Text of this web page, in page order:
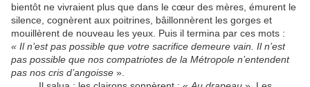
bientôt ne vivraient plus que dans le cœur des mères, émurent le
silence, cognèrent aux poitrines, bâillonnèrent les gorges et
mouillèrent de nouveau les yeux. Puis il termina par ces mots :
« Il n’est pas possible que votre sacrifice demeure vain. Il n’est
pas possible que nos compatriotes de la Métropole n’entendent
pas nos cris d’angoisse ».